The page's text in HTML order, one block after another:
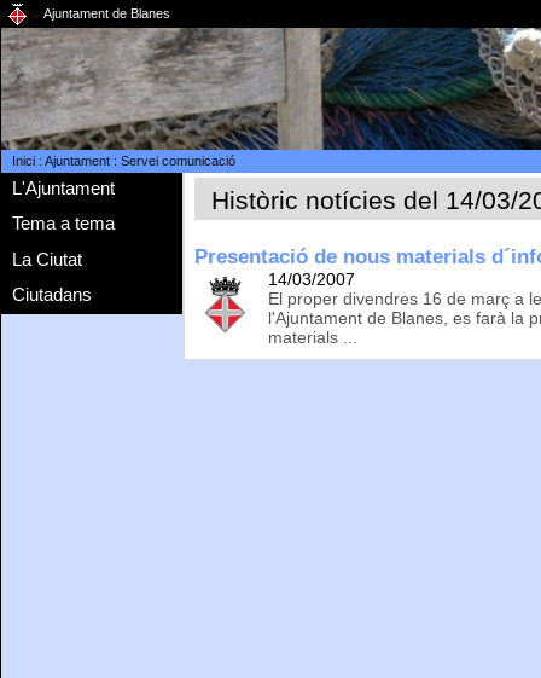
Ajuntament de Blanes
Inici: Ajuntament: Servei comunicació
L'Ajuntament
Tema a tema
La Ciutat
Ciutadans
Històric notícies del 14/03/
Presentació de nous materials
14/03/2007
El proper divendres 16 de març a
l'Ajuntament de Blanes, es farà la
materials ...